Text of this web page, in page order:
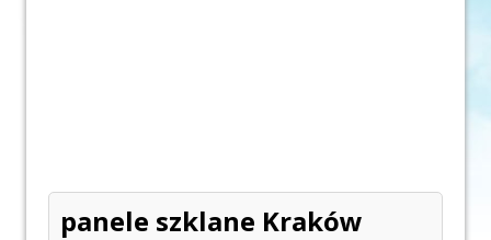
panele szklane Kraków